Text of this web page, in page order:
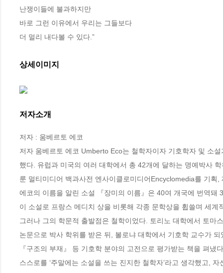
난쟁이들에 불과하지만
바로 그런 이유에서 우리는 그들보다
더 멀리 내다볼 수 있다.”
상세이미지
저자소개
저자 : 움베르토 에코
저자 움베르토 에코 Umberto Eco는 철학자이자 기호학자 및 소
했다. 유럽과 미국의 여러 대학에서 총 42개에 달하는 명예박사
룬 멀티미디어 백과사전 엔사이클로미디어Encyclomedia를 기획,
에코의 이름을 알린 소설 『장미의 이름』은 40여 개국에 번역돼
이 소설로 프랑스 메디치 상을 비롯해 각종 문학상을 휩쓸며 세계
그러나 그의 학문적 출발점은 철학이었다. 토리노 대학에서 토마
논문으로 박사 학위를 받은 뒤, 볼로냐 대학에서 기호학 교수가
『구조의 부재』 등 기호학 분야의 고전으로 평가받는 책을 펴냈
스스로를 ‘주말에는 소설을 쓰는 진지한 철학자’라고 생각했고,